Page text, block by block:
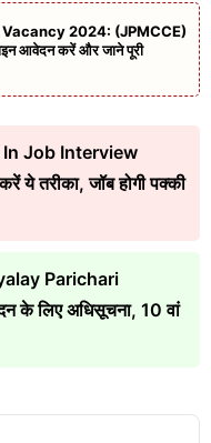
2024: (JPMCCE)
आवेदन करें और जाने पूरी
Job Interview
ये तरीका, जॉब होगी पक्की
Parichari
लिए अधिसूचना, 10 वां